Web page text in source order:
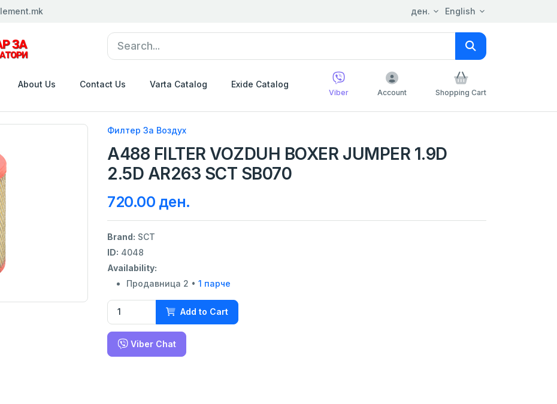
ден. English
About Us Contact Us Varta Catalog Exide Catalog
Viber Account Shopping Cart
Филтер За Воздух
A488 FILTER VOZDUH BOXER JUMPER 1.9D
2.5D AR263 SCT SB070
720.00 ден.
Brand: SCT
ID: 4048
Availability:
Продавница 2 • 1 парче
Add to Cart
Viber Chat